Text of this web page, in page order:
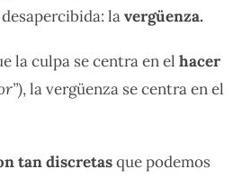
lavergüenza.
la culpa se centra en el hacer
, la vergüenza se centra en el
tan discretasque podemos